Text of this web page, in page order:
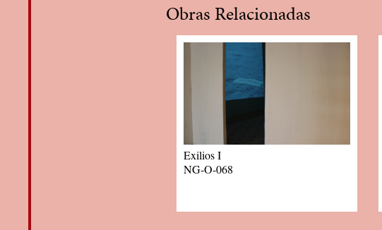
Obras Relacionadas
Exilios I
NG-O-068